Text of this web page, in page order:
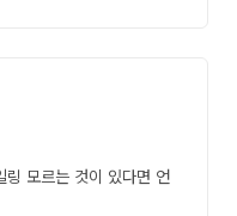
링 모르는 것이 있다면 언